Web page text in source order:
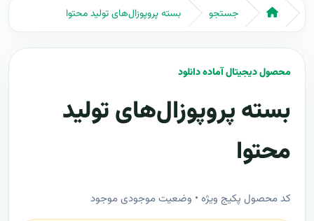
جستجو بسته پروپوزال‌های تولید محتوا
محصول دیجیتال آماده دانلود
بسته پروپوزال‌های تولید
محتوا
کد محصول پکیج ویژه • وضعیت موجودی موجود